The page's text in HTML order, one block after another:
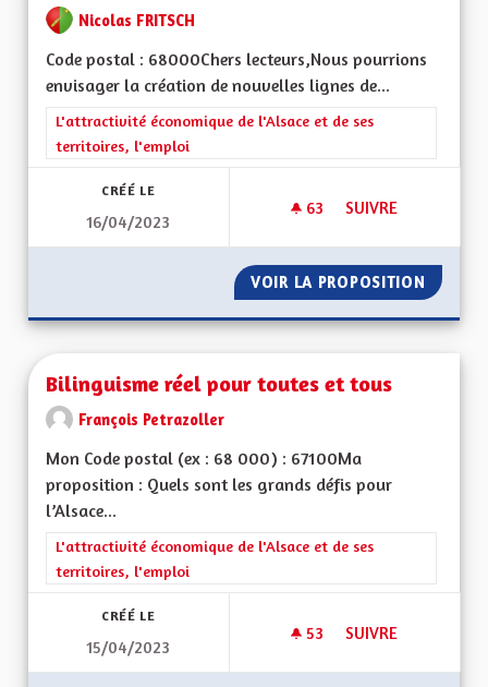
Nicolas FRITSCH
Code postal : 68000Chers lecteurs,Nous pourrions
envisager la création de nouvelles lignes de...
Filtrer les résultats de la catégorie : L'attractivité
L'attractivité économique de l'Alsace et de ses
territoires, l'emploi
CRÉÉ LE
16/04/2023
63 63 ABONNÉS
SUIVRE
VOIR LA PROPOSITION
Bilinguisme réel pour toutes et tous
François Petrazoller
Mon Code postal (ex : 68 000) : 67100Ma
proposition : Quels sont les grands défis pour
l’Alsace...
Filtrer les résultats de la catégorie : L'attractivité
L'attractivité économique de l'Alsace et de ses
territoires, l'emploi
CRÉÉ LE
15/04/2023
53 53 ABONNÉS
SUIVRE